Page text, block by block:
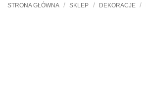
STRONA GŁÓWNA / SKLEP / DEKORACJE /